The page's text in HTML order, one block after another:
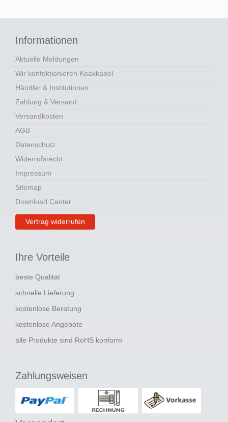
Informationen
Aktuelle Meldungen
Wir konfektionieren Koaxkabel
Händler & Institutionen
Zahlung & Versand
Versandkosten
AGB
Datenschutz
Widerrufsrecht
Impressum
Sitemap
Download Center
Vertrag widerrufen
Ihre Vorteile
beste Qualität
schnelle Lieferung
kostenlose Beratung
kostenlose Angebote
alle Produkte sind RoHS konform
Zahlungsweisen